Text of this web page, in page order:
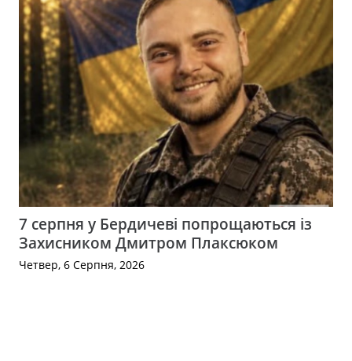
7 серпня у Бердичеві попрощаються із
Захисником Дмитром Плаксюком
Четвер, 6 Серпня, 2026